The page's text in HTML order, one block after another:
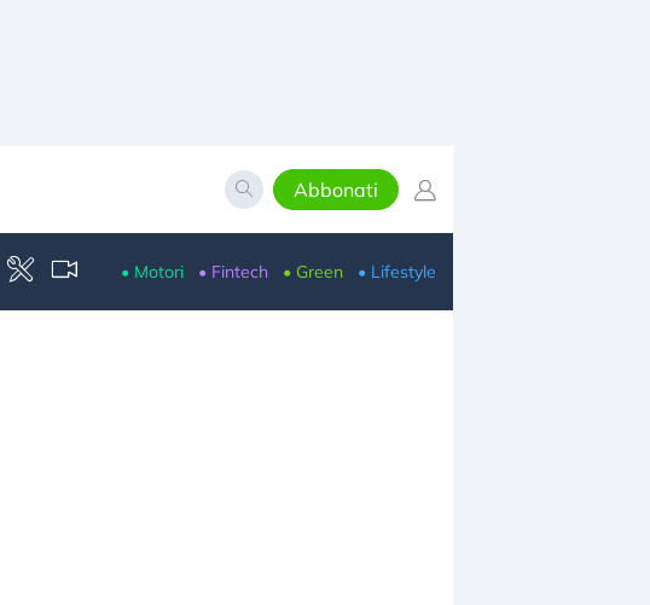
Abbonati
• Motori • Fintech • Green • Lifestyle